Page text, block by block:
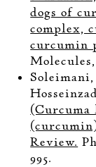
dogs of
complex,
curcumin
Molecules,
(Curcuma
Review.
995.